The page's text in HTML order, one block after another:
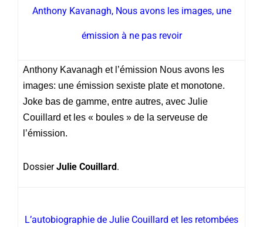
Anthony Kavanagh, Nous avons les images, une
émission à ne pas revoir
Anthony Kavanagh et l’émission Nous avons les
images: une émission sexiste plate et monotone.
Joke bas de gamme, entre autres, avec Julie
Couillard et les « boules » de la serveuse de
l’émission.
DossierJulie Couillard.
L’autobiographie de Julie Couillard et les retombées